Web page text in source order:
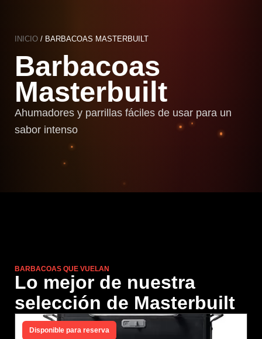
INICIO / BARBACOAS MASTERBUILT
Barbacoas
Masterbuilt
Ahumadores y parrillas fáciles de usar para un
sabor intenso​
BARBACOAS QUE VUELAN
Lo mejor de nuestra
selección de Masterbuilt
Disponible para reserva